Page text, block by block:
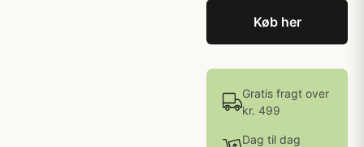
Køb her
Gratis fragt over
kr. 499
Dag til dag